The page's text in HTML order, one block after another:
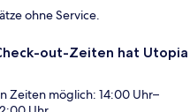
ohne Service.
out-Zeiten hat Utopia
Zeiten möglich: 14:00 Uhr–